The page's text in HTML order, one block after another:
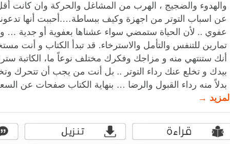
والهدوء والضجيج ، الهرب من المشاغل والحركة وان كانت أقل
عن اسباب التوتر من اجهزة وكيف ببساطة….أحببت أنها
عفوي .. لأن الحياة ستمضي سواء عشناها بعفوية أو جدية
تمارين للتنفس والتأمل والاسترخاء. قد تبدأ الكتاب و أنت
أنك ستنتهي منه و مزاجك وفكرك مختلف نوعاً ما، الكاتبة
بيدك و تخلع عنك رداء التوتر .. بل أنت من يجب أن تتحرك
بدلاً منه رداء القبول والرضا … بنهاية الكتاب صفحات عن
المزيد →